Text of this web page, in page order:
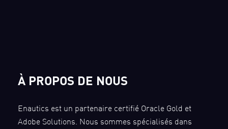
À PROPOS DE NOUS
Enautics est un partenaire certifié Oracle Gold et
Adobe Solutions. Nous sommes spécialisés dans